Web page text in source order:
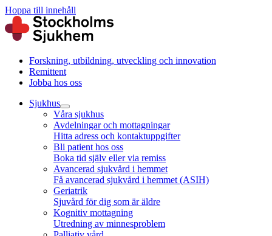
Hoppa till innehåll
Forskning, utbildning, utveckling och innovation
Remittent
Jobba hos oss
Sjukhus
Våra sjukhus
Avdelningar och mottagningar
Hitta adress och kontaktuppgifter
Bli patient hos oss
Boka tid själv eller via remiss
Avancerad sjukvård i hemmet
Få avancerad sjukvård i hemmet (ASIH)
Geriatrik
Sjuvård för dig som är äldre
Kognitiv mottagning
Utredning av minnesproblem